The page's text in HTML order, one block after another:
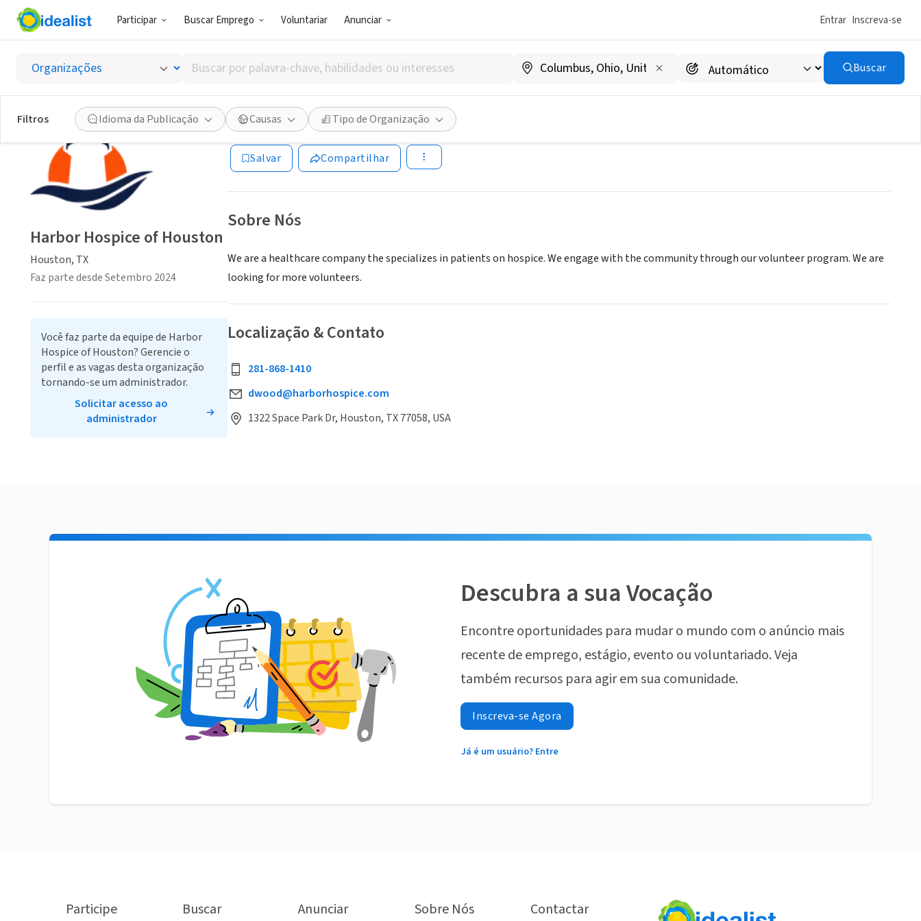
Participar Buscar Emprego Voluntariar Anunciar Entrar Inscreva-se
Buscar
por
palavra-
chave,
habilidades
ou
interesses
Buscar
Filtros Idioma da Publicação Causas Tipo de Organização
Harbor Hospice of Houston
Houston, TX |harborhospice.com
Salvar Compartilhar
Sobre Nós
We are a healthcare company the specializes in patients on hospice. We engage with the community through our volunteer program. We are
looking for more volunteers.
Localização & Contato
281-868-1410
dwood@harborhospice.com
1322 Space Park Dr, Houston, TX 77058, USA
Harbor Hospice of Houston
Houston, TX
Faz parte desde Setembro 2024
Você faz parte da equipe de Harbor
Hospice of Houston? Gerencie o
perfil e as vagas desta organização
tornando-se um administrador.
Solicitar acesso ao
administrador
Descubra a sua Vocação
Encontre oportunidades para mudar o mundo com o anúncio mais
recente de emprego, estágio, evento ou voluntariado. Veja
também recursos para agir em sua comunidade.
Inscreva-se Agora
Já é um usuário? Entre
Participe
Buscar
Anunciar Sobre Nós Contactar